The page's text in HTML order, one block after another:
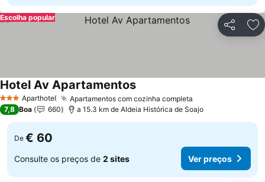
Partilhar
Escolha popular
3 EstrelasAparthotel Apartamentos com cozinha completa
Hotel Av Apartamentos
7,8 Boa 660 a 15.3 km de Aldeia Histórica de Soajo
De € 60
Consulte os preços de 2 sites Ver preços